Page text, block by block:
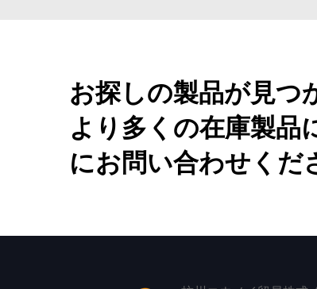
お探しの製品が見つ
より多くの在庫製品
にお問い合わせくだ